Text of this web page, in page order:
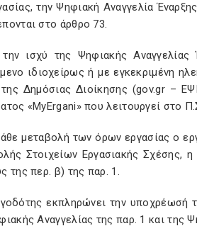
την Ψηφιακή Αναγγελία
στο άρθρο 73.
ισχύ της Ψηφιακής
ιδιοχείρως ή με εγκεκριμένη
Δημόσιας Διοίκησης (gov.gr –
«MyErgani» που λειτουργεί στο
μεταβολή των όρων εργασίας ο
Στοιχείων Εργασιακής Σχέσης,
της περ. β) της παρ. 1.
εκπληρώνει την υποχρέωσή
Αναγγελίας της παρ. 1 και της